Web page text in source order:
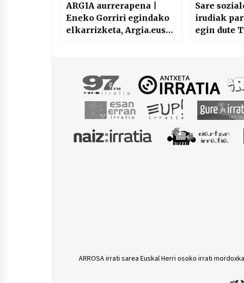
ARGIA aurrerapena |
Eneko Gorriri egindako
elkarrizketa, Argia.eus-
dizkizgu Estitxu
Eizagirrek
Sare
irudiak
egin dute
ARROSA irrati sarea Euskal Herri osoko irrati